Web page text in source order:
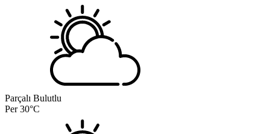
Parçalı Bulutlu
Per 30°C